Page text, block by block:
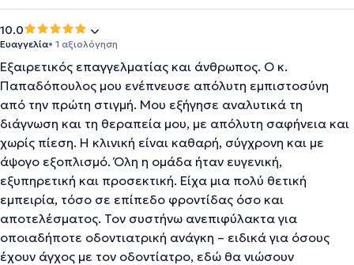
10.0
Ευαγγελία• 1 αξιολόγηση
Εξαιρετικός επαγγελματίας και άνθρωπος. Ο κ.
Παπαδόπουλος μου ενέπνευσε απόλυτη εμπιστοσύνη
από την πρώτη στιγμή. Μου εξήγησε αναλυτικά τη
διάγνωση και τη θεραπεία μου, με απόλυτη σαφήνεια και
χωρίς πίεση. Η κλινική είναι καθαρή, σύγχρονη και με
άψογο εξοπλισμό. Όλη η ομάδα ήταν ευγενική,
εξυπηρετική και προσεκτική. Είχα μια πολύ θετική
εμπειρία, τόσο σε επίπεδο φροντίδας όσο και
αποτελέσματος. Τον συστήνω ανεπιφύλακτα για
οποιαδήποτε οδοντιατρική ανάγκη – ειδικά για όσους
έχουν άγχος με τον οδοντίατρο, εδώ θα νιώσουν